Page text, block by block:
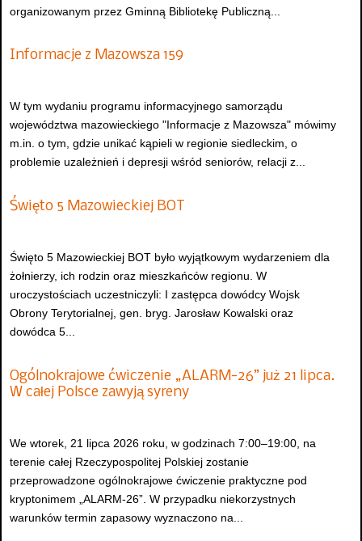
organizowanym przez Gminną Bibliotekę Publiczną...
Informacje z Mazowsza 159
W tym wydaniu programu informacyjnego samorządu
województwa mazowieckiego "Informacje z Mazowsza" mówimy
m.in. o tym, gdzie unikać kąpieli w regionie siedleckim, o
problemie uzależnień i depresji wśród seniorów, relacji z...
Święto 5 Mazowieckiej BOT
Święto 5 Mazowieckiej BOT było wyjątkowym wydarzeniem dla
żołnierzy, ich rodzin oraz mieszkańców regionu. W
uroczystościach uczestniczyli: I zastępca dowódcy Wojsk
Obrony Terytorialnej, gen. bryg. Jarosław Kowalski oraz
dowódca 5...
Ogólnokrajowe ćwiczenie „ALARM-26” już 21 lipca.
W całej Polsce zawyją syreny
We wtorek, 21 lipca 2026 roku, w godzinach 7:00–19:00, na
terenie całej Rzeczypospolitej Polskiej zostanie
przeprowadzone ogólnokrajowe ćwiczenie praktyczne pod
kryptonimem „ALARM-26”. W przypadku niekorzystnych
warunków termin zapasowy wyznaczono na...